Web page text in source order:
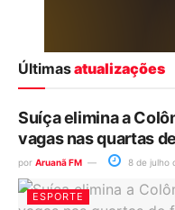
Últimasatualizações
Suíça elimina a
vagas nas quartas
por Aruanã FM 8 de julho
ESPORTE